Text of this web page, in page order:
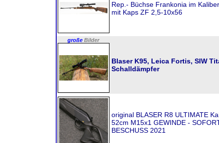
Rep.- Büchse Frankonia im
mit Kaps ZF 2,5-10x56
große Bilder
Blaser K95, Leica Fortis, SIW
Schalldämpfer
original BLASER R8 ULTIMATE
52cm M15x1 GEWINDE -
BESCHUSS 2021